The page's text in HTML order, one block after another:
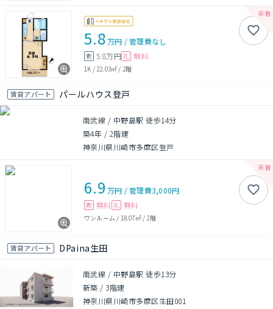
5.8万円 /管理費なし
敷 5.8万円 礼 無料
1K /22.03㎡ / 2階
賃貸アパート パールハウス登戸
南武線 / 中野島駅 徒歩14分
築4年 / 2階建
神奈川県川崎市多摩区登戸
6.9 万円 /管理費3,000円
敷 無料 礼 無料
ワンルーム / 18.07㎡/ 2階
賃貸アパート DPaina生田
南武線 / 中野島駅 徒歩13分
新築 / 3階建
神奈川県川崎市多摩区生田001